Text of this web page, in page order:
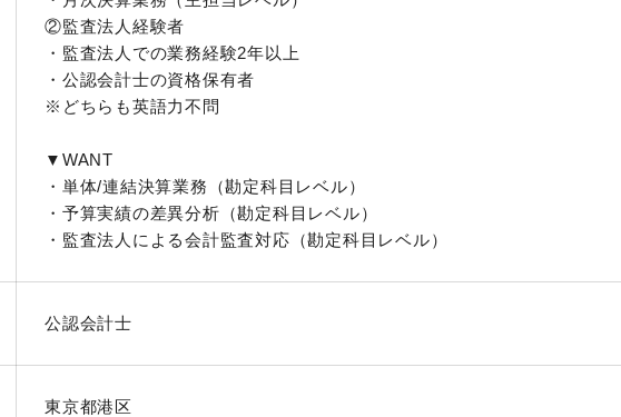
②監査法人経験者
・監査法人での業務経験2年以上
・公認会計士の資格保有者
※どちらも英語力不問
▼WANT
・単体/連結決算業務（勘定科目レベル）
・予算実績の差異分析（勘定科目レベル）
・監査法人による会計監査対応（勘定科目レベル）
公認会計士
東京都港区